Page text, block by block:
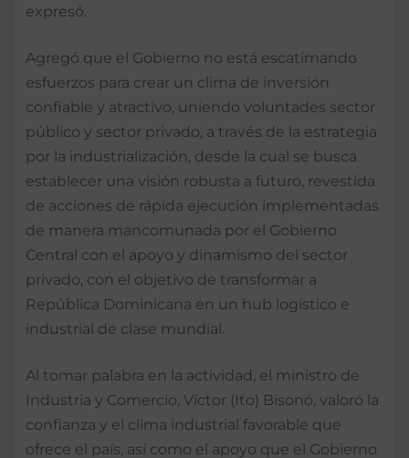
expresó.
Agregó que el Gobierno no está escatimando
esfuerzos para crear un clima de inversión
confiable y atractivo, uniendo voluntades sector
público y sector privado, a través de la estrategia
por la industrialización, desde la cual se busca
establecer una visión robusta a futuro, revestida
de acciones de rápida ejecución implementadas
de manera mancomunada por el Gobierno
Central con el apoyo y dinamismo del sector
privado, con el objetivo de transformar a
República Dominicana en un hub logístico e
industrial de clase mundial.
Al tomar palabra en la actividad, el ministro de
Industria y Comercio, Víctor (Ito) Bisonó, valoró la
confianza y el clima industrial favorable que
ofrece el país, así como el apoyo que el Gobierno